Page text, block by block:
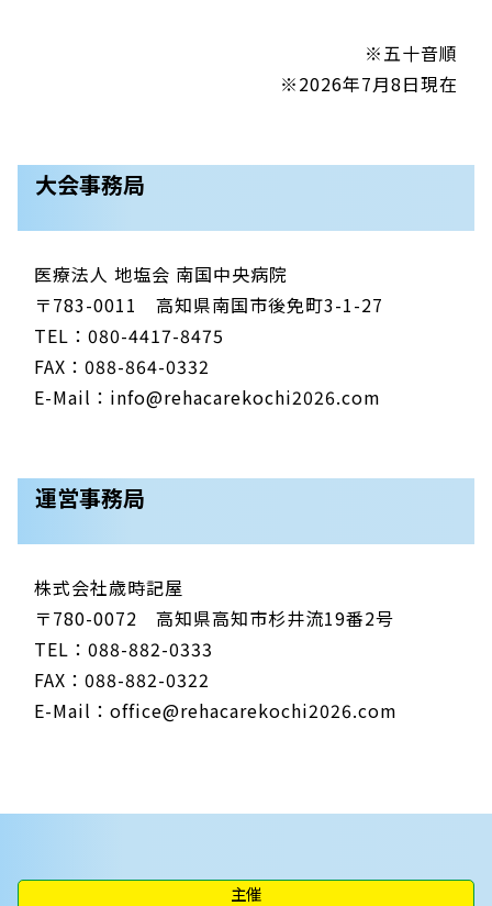
※五十音順
※2026年7月8日現在
大会事務局
医療法人 地塩会 南国中央病院
〒783-0011 高知県南国市後免町3-1-27
TEL：080-4417-8475
FAX：088-864-0332
E-Mail： info@rehacarekochi2026.com
運営事務局
株式会社歳時記屋
〒780-0072 高知県高知市杉井流19番2号
TEL：088-882-0333
FAX：088-882-0322
E-Mail： office@rehacarekochi2026.com
主催